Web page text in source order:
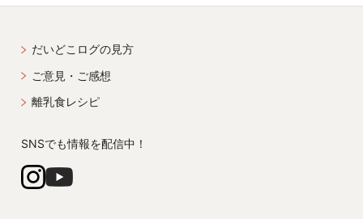
だいどこログの見方
ご意見・ご感想
離乳食レシピ
SNSでも情報を配信中！